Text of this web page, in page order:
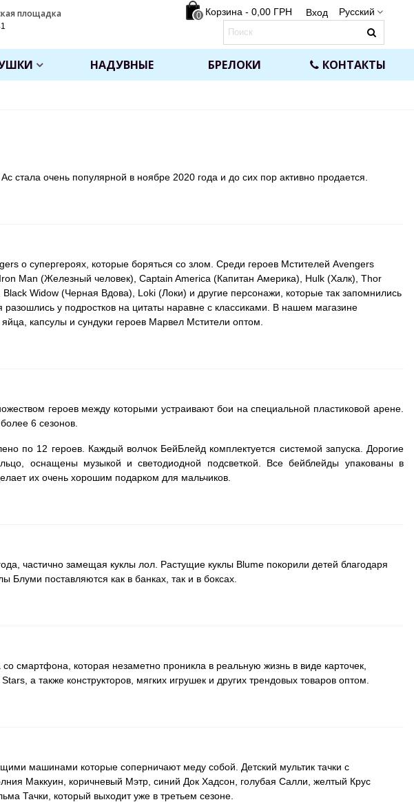
площадка 0 Корзина - 0,00 ГРН Вход Русский
НАДУВНЫЕ БРЕЛОКИ КОНТАКТЫ
стала очень популярной в ноябре 2020 года и до сих пор активно продается.
о супергероях, которые боряться со злом. Среди героев Мстителей Avengers
Man (Железный человек), Captain America (Капитан Америка), Hulk (Халк), Thor
Widow (Черная Вдова), Loki (Локи) и другие персонажи, которые так запомнились
у подростков на цитаты наравне с классиками. В нашем магазине
капсулы и сундуки героев Марвел Мстители оптом.
героев между которыми устраивают бои на специальной пластиковой арене.
6 сезонов.
по 12 героев. Каждый волчок БейБлейд комплектуется системой запуска. Дорогие
оснащены музыкой и светодиодной подсветкой. Все бейблейды упакованы в
их очень хорошим подарком для мальчиков.
частично замещая куклы лол. Растущие куклы Blume покорили детей благодаря
Блуми поставляются как в банках, так и в боксах.
смартфона, которая незаметно проникла в реальную жизнь в виде карточек,
а также конструкторов, мягких игрушек и других трендовых товаров оптом.
машинами которые соперничают меду собой. Детский мультик тачки с
Маккуин, коричневый Мэтр, синий Док Хадсон, голубая Салли, желтый Крус
Тачки, который выходит уже в третьем сезоне.